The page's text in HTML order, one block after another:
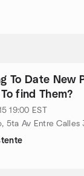
To Date New
find Them?
19:00 EST